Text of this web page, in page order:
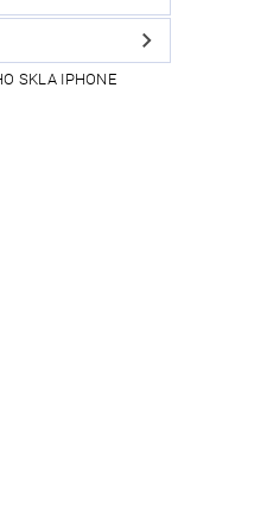
SKLA IPHONE